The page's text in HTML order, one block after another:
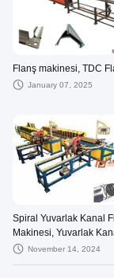
Flanş makinesi, TDC
January 07, 2025
Spiral Yuvarlak Kanal
Makinesi, Yuvarlak
Spiralmate Flanş, Kanal
November 14, 2024